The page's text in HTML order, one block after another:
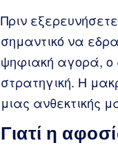
Πριν
σημαντικό να
ψηφιακή αγορά, ο
στρατηγική. Η
μιας ανθεκτικής
Γιατί η